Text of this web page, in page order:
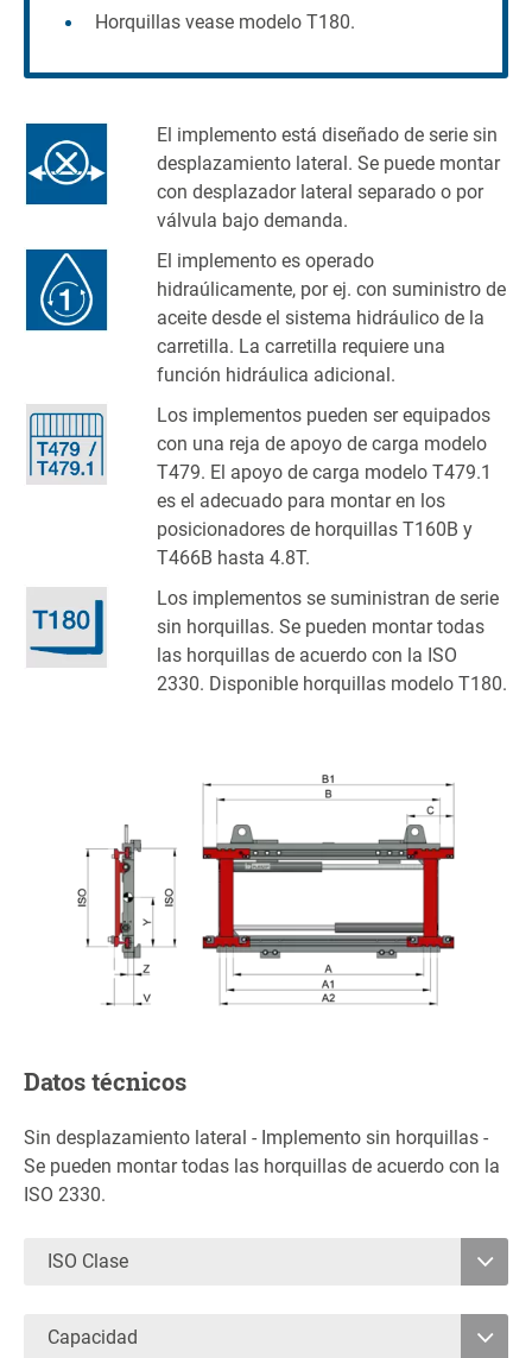
Horquillas vease modelo T180.
El implemento está diseñado de serie sin
desplazamiento lateral. Se puede montar
con desplazador lateral separado o por
válvula bajo demanda.
El implemento es operado
hidraúlicamente, por ej. con suministro de
aceite desde el sistema hidráulico de la
carretilla. La carretilla requiere una
función hidráulica adicional.
Los implementos pueden ser equipados
con una reja de apoyo de carga modelo
T479. El apoyo de carga modelo T479.1
es el adecuado para montar en los
posicionadores de horquillas T160B y
T466B hasta 4.8T.
Los implementos se suministran de serie
sin horquillas. Se pueden montar todas
las horquillas de acuerdo con la ISO
2330. Disponible horquillas modelo T180.
Datos técnicos
Sin desplazamiento lateral - Implemento sin horquillas -
Se pueden montar todas las horquillas de acuerdo con la
ISO 2330.
ISO Clase
Capacidad